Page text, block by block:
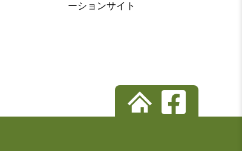
ーションサイト